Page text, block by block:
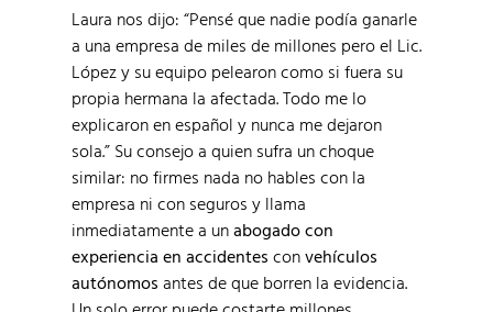
Laura nos dijo: “Pensé que nadie podía ganarle
a una empresa de miles de millones pero el Lic.
López y su equipo pelearon como si fuera su
propia hermana la afectada. Todo me lo
explicaron en español y nunca me dejaron
sola.” Su consejo a quien sufra un choque
similar: no firmes nada no hables con la
empresa ni con seguros y llama
inmediatamente a unabogado con
experiencia en accidentes convehículos
autónomos antes de que borren la evidencia.